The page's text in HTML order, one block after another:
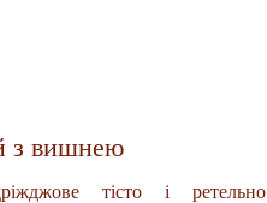
з вишнею
тісто і ретельно